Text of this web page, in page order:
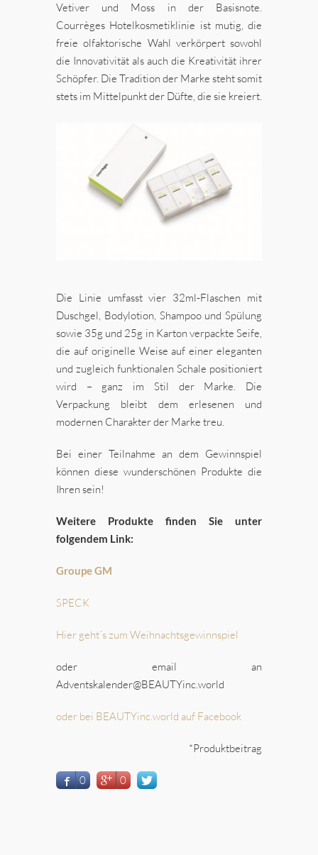
Vetiver und Moss in der Basisnote.
Courrèges Hotelkosmetiklinie ist mutig, die
freie olfaktorische Wahl verkörpert sowohl
die Innovativität als auch die Kreativität ihrer
Schöpfer. Die Tradition der Marke steht somit
stets im Mittelpunkt der Düfte, die sie kreiert.
Die Linie umfasst vier 32ml-Flaschen mit
Duschgel, Bodylotion, Shampoo und Spülung
sowie 35g und 25g in Karton verpackte Seife,
die auf originelle Weise auf einer eleganten
und zugleich funktionalen Schale positioniert
wird – ganz im Stil der Marke. Die
Verpackung bleibt dem erlesenen und
modernen Charakter der Marke treu.
Bei einer Teilnahme an dem Gewinnspiel
können diese wunderschönen Produkte die
Ihren sein!
Weitere Produkte finden Sie unter
folgendem Link:
Groupe GM
SPECK
Hier geht´s zum Weihnachtsgewinnspiel
oder email an
Adventskalender@BEAUTYinc.world
oder bei BEAUTYinc.world auf Facebook
*Produktbeitrag
0 0